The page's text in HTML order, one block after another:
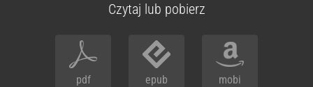
Czytaj lub pobierz
pdf epub mobi